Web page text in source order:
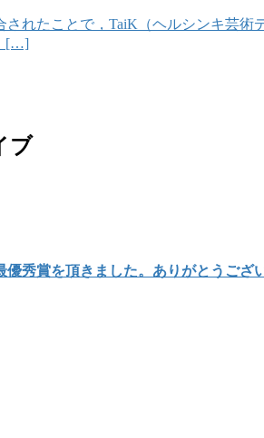
されたことで，TaiK（ヘルシンキ芸術
[…]
ブ
優秀賞を頂きました。ありがとうござ